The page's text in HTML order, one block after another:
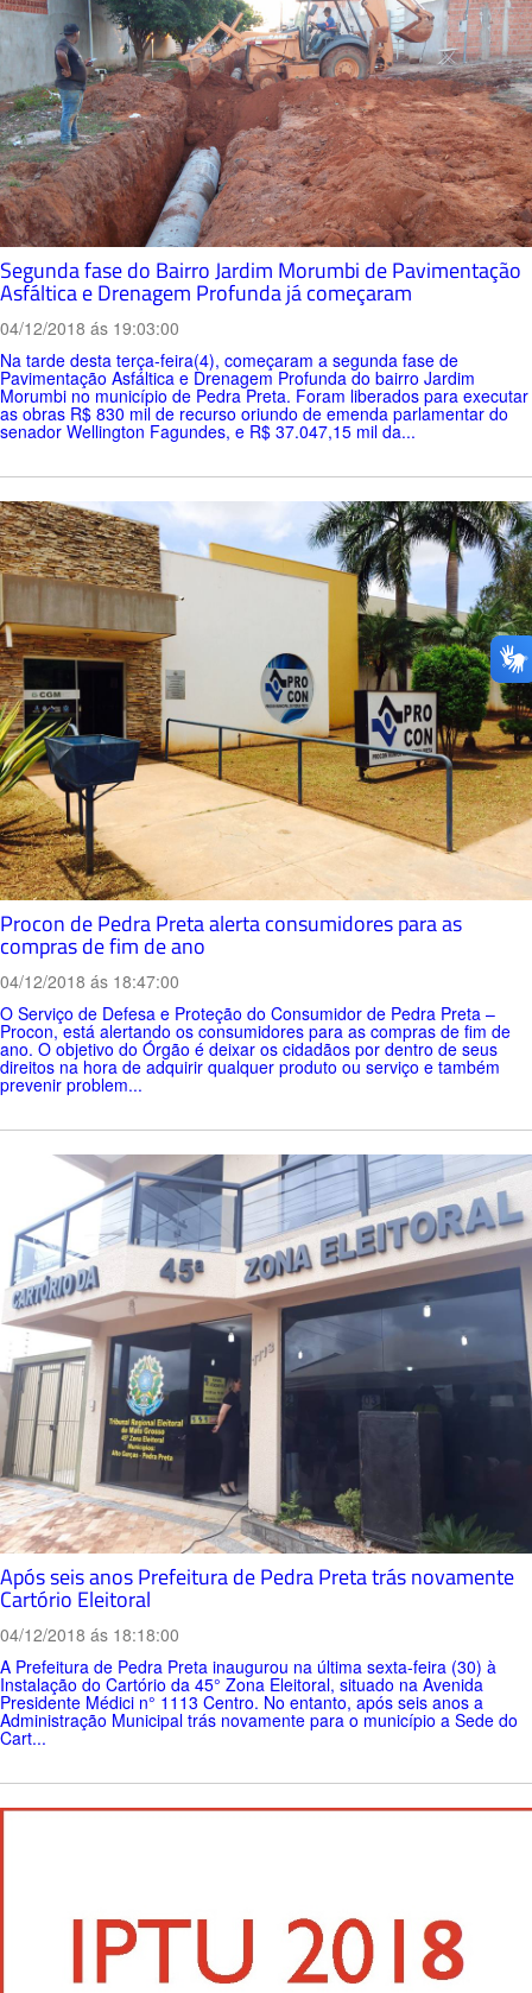
Segunda fase do Bairro Jardim Morumbi de Pavimentação
Asfáltica e Drenagem Profunda já começaram
04/12/2018 ás 19:03:00
Na tarde desta terça-feira(4), começaram a segunda fase de
Pavimentação Asfáltica e Drenagem Profunda do bairro Jardim
Morumbi no município de Pedra Preta. Foram liberados para executar
as obras R$ 830 mil de recurso oriundo de emenda parlamentar do
senador Wellington Fagundes, e R$ 37.047,15 mil da...
Procon de Pedra Preta alerta consumidores para as
compras de fim de ano
04/12/2018 ás 18:47:00
O Serviço de Defesa e Proteção do Consumidor de Pedra Preta –
Procon, está alertando os consumidores para as compras de fim de
ano. O objetivo do Órgão é deixar os cidadãos por dentro de seus
direitos na hora de adquirir qualquer produto ou serviço e também
prevenir problem...
Após seis anos Prefeitura de Pedra Preta trás novamente
Cartório Eleitoral
04/12/2018 ás 18:18:00
A Prefeitura de Pedra Preta inaugurou na última sexta-feira (30) à
Instalação do Cartório da 45° Zona Eleitoral, situado na Avenida
Presidente Médici n° 1113 Centro. No entanto, após seis anos a
Administração Municipal trás novamente para o município a Sede do
Cart...